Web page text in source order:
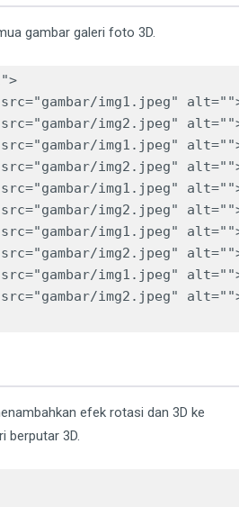
gambar galeri foto 3D.
img1.jpeg"
img2.jpeg"
img1.jpeg"
img2.jpeg"
img1.jpeg"
img2.jpeg"
img1.jpeg"
img2.jpeg"
img1.jpeg"
img2.jpeg"
efek rotasi dan 3D ke
berputar 3D.